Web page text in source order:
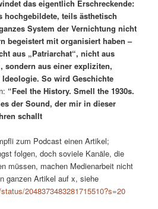
das eigentlich Erschreckende:
hochgebildete, teils ästhetisch
System der Vernichtung nicht
begeistert mit organisiert haben –
aus „Patriarchat“, nicht aus
sondern aus einer expliziten,
So wird Geschichte
“Feel the History. Smell the 1930s.
der Sound, der mir in dieser
schallt
zum Podcast einen Artikel;
folgen, doch soviele Kanäle, die
müssen, machen Medienarbeit nicht
ganzen Artikel auf x, siehe
2048373483281715510?s=20